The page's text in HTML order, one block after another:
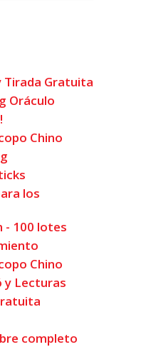
Tirada Gratuita
Oráculo
Chino
los
- 100 lotes
Chino
y Lecturas
completo